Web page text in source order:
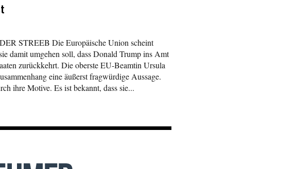
STREEB Die Europäische Union scheint
damit umgehen soll, dass Donald Trump ins Amt
zurückkehrt. Die oberste EU-Beamtin Ursula
eine äußerst fragwürdige Aussage.
ihre Motive. Es ist bekannt, dass sie...